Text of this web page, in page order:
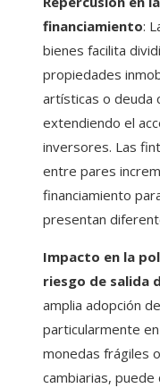
financiamiento:
bienes facilita
propiedades
artísticas o deuda
extendiendo el
inversores. Las
entre pares
financiamiento
presentan
Impacto en la
riesgo de salida
amplia adopción
particularmente
monedas frágiles
cambiarias, puede